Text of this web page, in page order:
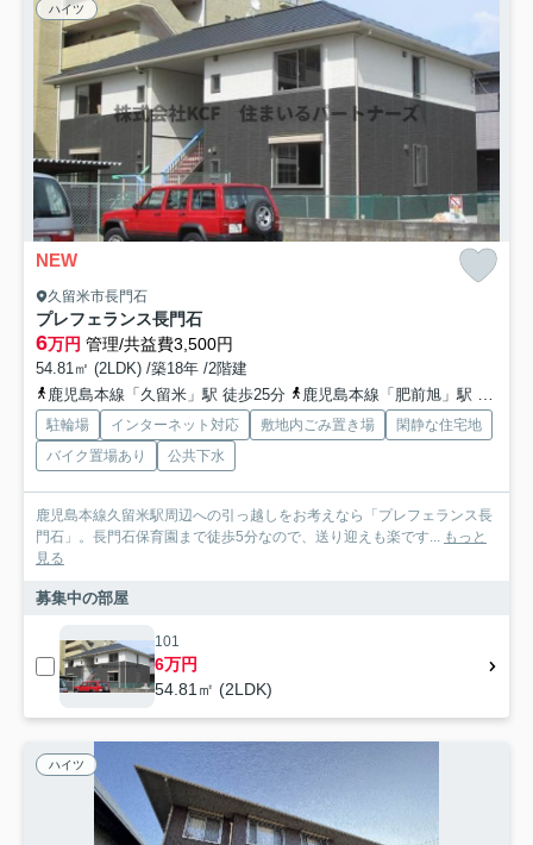
ハイツ
NEW
久留米市長門石
プレフェランス長門石
6万円 管理/共益費3,500円
54.81㎡ (2LDK) /築18年 /2階建
鹿児島本線「久留米」駅 徒歩25分
鹿児島本線「肥前旭」駅 徒歩48分
駐輪場 インターネット対応 敷地内ごみ置き場
閑静な住宅地
バイク置場あり
公共下水
鹿児島本線久留米駅周辺への引っ越しをお考えなら「プレフェランス長
門石」。長門石保育園まで徒歩5分なので、送り迎えも楽です... もっと
見る
募集中の部屋
101
6万円
54.81㎡ (2LDK)
ハイツ